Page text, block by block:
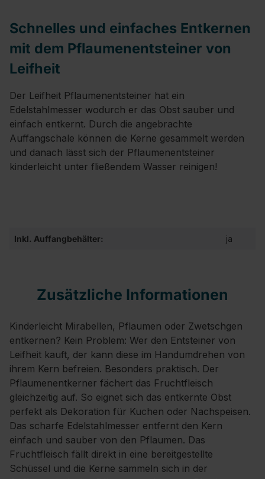
Schnelles und einfaches Entkernen
mit dem Pflaumenentsteiner von
Leifheit
Der Leifheit Pflaumenentsteiner hat ein
Edelstahlmesser wodurch er das Obst sauber und
einfach entkernt. Durch die angebrachte
Auffangschale können die Kerne gesammelt werden
und danach lässt sich der Pflaumenentsteiner
kinderleicht unter fließendem Wasser reinigen!
Inkl. Auffangbehälter: ja
Zusätzliche Informationen
Kinderleicht Mirabellen, Pflaumen oder Zwetschgen
entkernen? Kein Problem: Wer den Entsteiner von
Leifheit kauft, der kann diese im Handumdrehen von
ihrem Kern befreien. Besonders praktisch. Der
Pflaumenentkerner fächert das Fruchtfleisch
gleichzeitig auf. So eignet sich das entkernte Obst
perfekt als Dekoration für Kuchen oder Nachspeisen.
Das scharfe Edelstahlmesser entfernt den Kern
einfach und sauber von den Pflaumen. Das
Fruchtfleisch fällt direkt in eine bereitgestellte
Schüssel und die Kerne sammeln sich in der